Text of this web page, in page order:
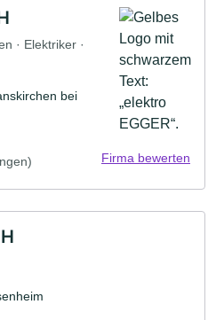
· Elektriker ·
bei
Firma bewerten